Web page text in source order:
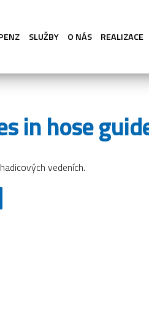
in hose
vedeních.
SLUŽBY O NÁS REALIZACE